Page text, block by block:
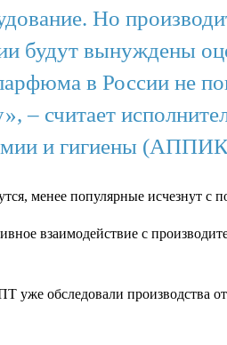
Но
будут вынуждены
в России не
– считает
и гигиены
менее популярные исчезнут с
взаимодействие с
обследовали производства